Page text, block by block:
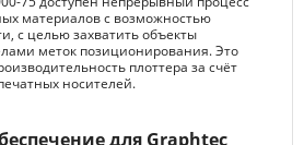
материалов с возможностью
с целью захватить объекты
меток позиционирования. Это
плоттера за счёт
носителей.
для Graphtec